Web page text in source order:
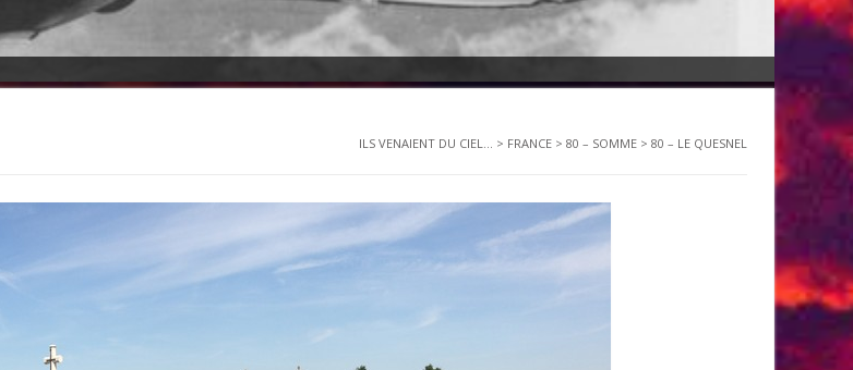
ILS VENAIENT DU CIEL... > FRANCE > 80 – SOMME > 80 – LE QUESNEL